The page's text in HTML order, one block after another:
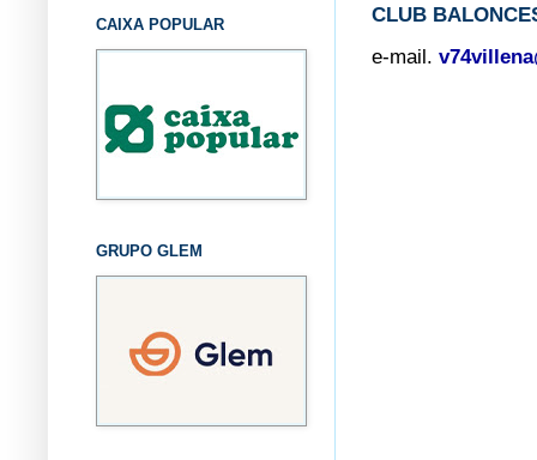
CLUB
e-mail.
CAIXA POPULAR
GRUPO GLEM